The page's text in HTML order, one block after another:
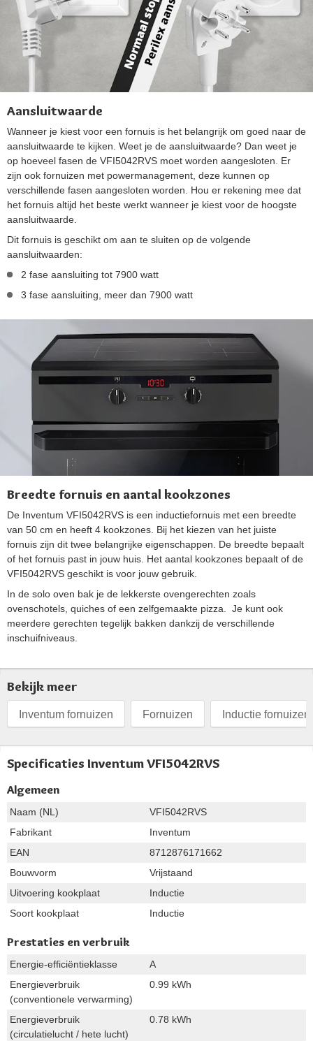
Aansluitwaarde
Wanneer je kiest voor een fornuis is het belangrijk om goed naar de
aansluitwaarde te kijken. Weet je de aansluitwaarde? Dan weet je
op hoeveel fasen de VFI5042RVS moet worden aangesloten. Er
zijn ook fornuizen met powermanagement, deze kunnen op
verschillende fasen aangesloten worden. Hou er rekening mee dat
het fornuis altijd het beste werkt wanneer je kiest voor de hoogste
aansluitwaarde.
Dit fornuis is geschikt om aan te sluiten op de volgende
aansluitwaarden:
2 fase aansluiting tot 7900 watt
3 fase aansluiting, meer dan 7900 watt
Breedte fornuis en aantal kookzones
De Inventum VFI5042RVS is een inductiefornuis met een breedte
van 50 cm en heeft 4 kookzones. Bij het kiezen van het juiste
fornuis zijn dit twee belangrijke eigenschappen. De breedte bepaalt
of het fornuis past in jouw huis. Het aantal kookzones bepaalt of de
VFI5042RVS geschikt is voor jouw gebruik.
In de solo oven bak je de lekkerste ovengerechten zoals
ovenschotels, quiches of een zelfgemaakte pizza. Je kunt ook
meerdere gerechten tegelijk bakken dankzij de verschillende
inschuifniveaus.
Bekijk meer
Inventum fornuizen Fornuizen Inductie fornuizen
Specificaties Inventum VFI5042RVS
Algemeen
Naam (NL)
VFI5042RVS
Fabrikant
Inventum
EAN
8712876171662
Bouwvorm
Vrijstaand
Uitvoering kookplaat
Inductie
Soort kookplaat
Inductie
Prestaties en verbruik
Energie-efficiëntieklasse
A
Energieverbruik
(conventionele verwarming)
0.99 kWh
Energieverbruik
(circulatielucht / hete lucht)
0.78 kWh